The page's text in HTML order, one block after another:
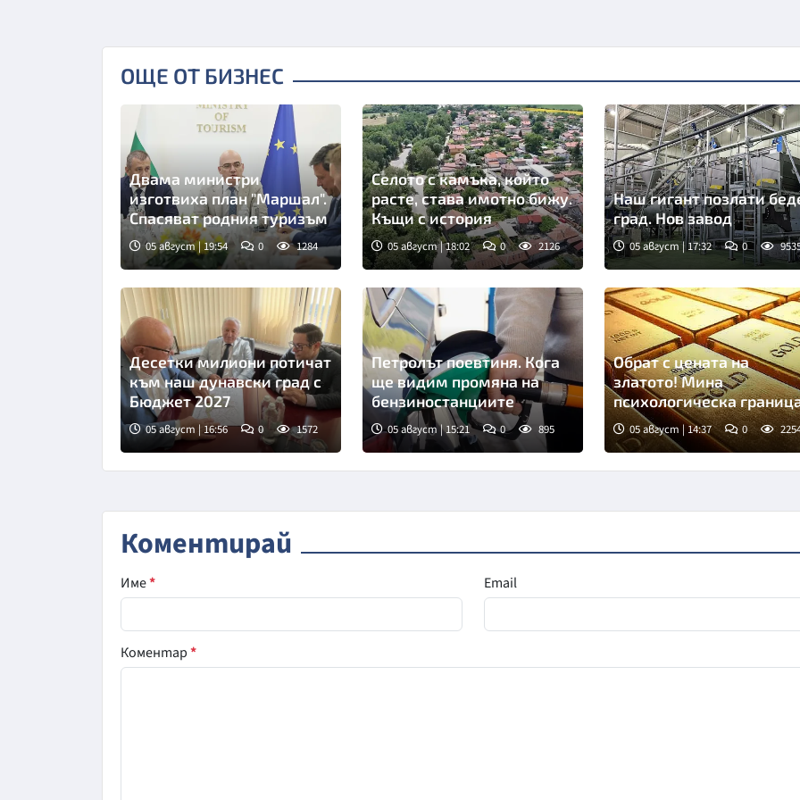
ОЩЕ ОТ БИЗНЕС
Двама министри
изготвиха план "Маршал".
Спасяват родния туризъм
05 август | 19:54 0 1284
Селото с камъка, който
расте, става имотно бижу.
Къщи с история
05 август | 18:02 0 2126
Наш гигант позлати
град. Нов завод
05 август | 17:32 0
Десетки милиони потичат
към наш дунавски град с
Бюджет 2027
05 август | 16:56 0 1572
Петролът поевтиня. Кога
ще видим промяна на
бензиностанциите
05 август | 15:21 0 895
Обрат с цената на
златото! Мина
психологическа
05 август | 14:37 0
Коментирай
Име* Email
Коментар*